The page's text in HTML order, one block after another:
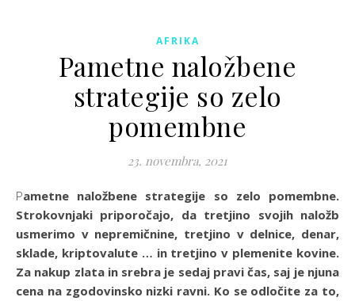
AFRIKA
Pametne naložbene
strategije so zelo
pomembne
23. novembra, 2021
Pametne naložbene strategije so zelo pomembne.
Strokovnjaki priporočajo, da tretjino svojih naložb
usmerimo v nepremičnine, tretjino v delnice, denar,
sklade, kriptovalute … in tretjino v plemenite kovine.
Za nakup zlata in srebra je sedaj pravi čas, saj je njuna
cena na zgodovinsko nizki ravni. Ko se odločite za to,